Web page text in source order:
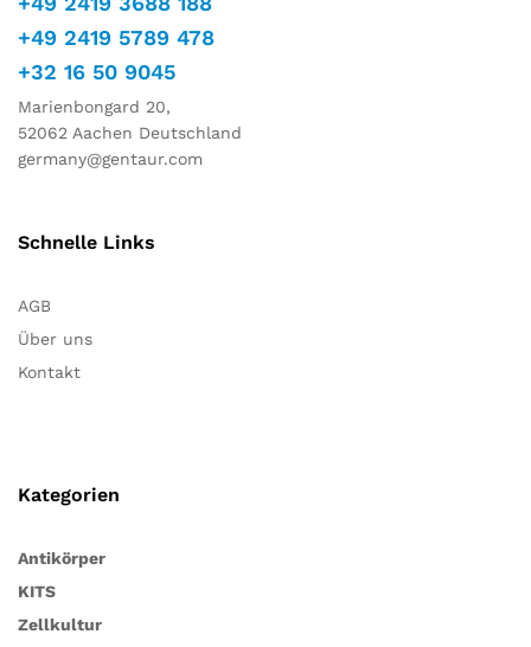
+49 2419 5789 478
+32 16 50 9045
Marienbongard 20,
52062 Aachen Deutschland
germany@gentaur.com
Schnelle Links
AGB
Über uns
Kontakt
Kategorien
Antikörper
KITS
Zellkultur